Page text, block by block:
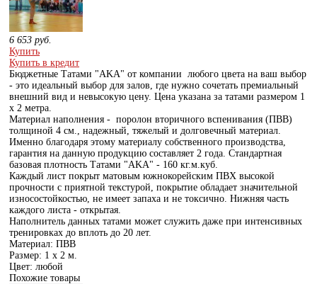
6 653 руб.
Купить
Купить в кредит
Бюджетные Татами "AKA" от компании любого цвета на ваш выбор
- это идеальный выбор для залов, где нужно сочетать премиальный
внешний вид и невысокую цену. Цена указана за татами размером 1
х 2 метра.
Материал наполнения - поролон вторичного вспенивания (ПВВ)
толщиной 4 см., надежный, тяжелый и долговечный материал.
Именно благодаря этому материалу собственного производства,
гарантия на данную продукцию составляет 2 года. Стандартная
базовая плотность Татами "AKA" - 160 кг.м.куб.
Каждый лист покрыт матовым южнокорейским ПВХ высокой
прочности с приятной текстурой, покрытие обладает значительной
износостойкостью, не имеет запаха и не токсично. Нижняя часть
каждого листа - открытая.
Наполнитель данных татами может служить даже при интенсивных
тренировках до вплоть до 20 лет.
Материал: ПВВ
Размер: 1 х 2 м.
Цвет: любой
Похожие товары